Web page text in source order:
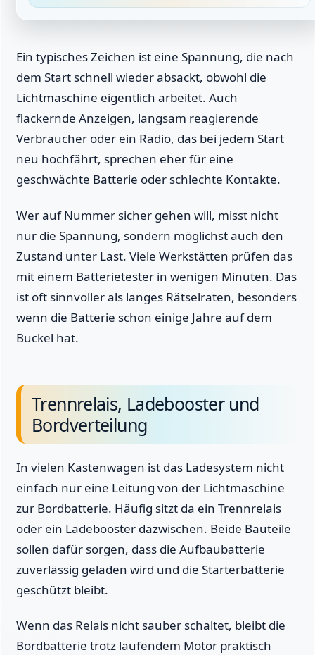
Ein typisches Zeichen ist eine Spannung, die nach
dem Start schnell wieder absackt, obwohl die
Lichtmaschine eigentlich arbeitet. Auch
flackernde Anzeigen, langsam reagierende
Verbraucher oder ein Radio, das bei jedem Start
neu hochfährt, sprechen eher für eine
geschwächte Batterie oder schlechte Kontakte.
Wer auf Nummer sicher gehen will, misst nicht
nur die Spannung, sondern möglichst auch den
Zustand unter Last. Viele Werkstätten prüfen das
mit einem Batterietester in wenigen Minuten. Das
ist oft sinnvoller als langes Rätselraten, besonders
wenn die Batterie schon einige Jahre auf dem
Buckel hat.
Trennrelais, Ladebooster und
Bordverteilung
In vielen Kastenwagen ist das Ladesystem nicht
einfach nur eine Leitung von der Lichtmaschine
zur Bordbatterie. Häufig sitzt da ein Trennrelais
oder ein Ladebooster dazwischen. Beide Bauteile
sollen dafür sorgen, dass die Aufbaubatterie
zuverlässig geladen wird und die Starterbatterie
geschützt bleibt.
Wenn das Relais nicht sauber schaltet, bleibt die
Bordbatterie trotz laufendem Motor praktisch